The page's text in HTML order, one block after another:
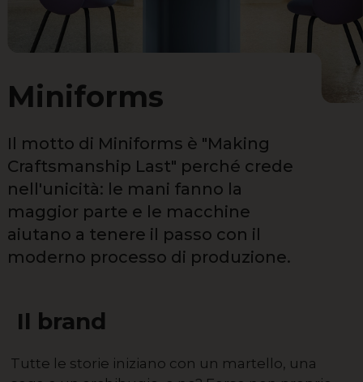
Miniforms
Il motto di Miniforms è "Making
Craftsmanship Last" perché crede
nell'unicità: le mani fanno la
maggior parte e le macchine
aiutano a tenere il passo con il
moderno processo di produzione.
Il brand
Tutte le storie iniziano con un martello, una